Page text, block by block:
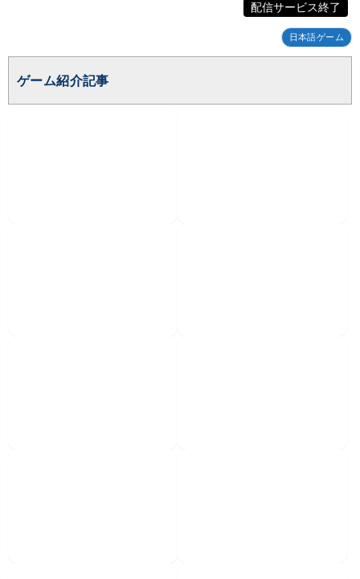
配信サービス終了
日本語ゲーム
ゲーム紹介記事